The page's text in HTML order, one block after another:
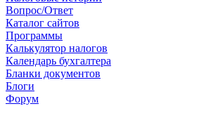
Вопрос/Ответ
Каталог сайтов
Программы
Калькулятор налогов
Календарь бухгалтера
Бланки документов
Блоги
Форум